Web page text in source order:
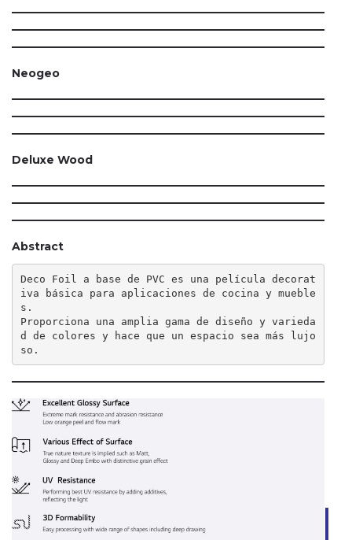
Neogeo
Deluxe Wood
Abstract
Deco Foil a base de PVC es una película decorat
iva básica para aplicaciones de cocina y mueble
s.
Proporciona una amplia gama de diseño y varieda
d de colores y hace que un espacio sea más lujo
so.